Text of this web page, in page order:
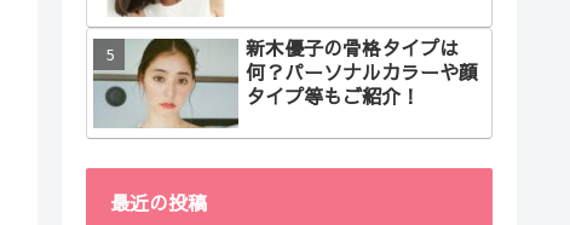
新木優子の骨格タイプは
何？パーソナルカラーや顔
タイプ等もご紹介！
最近の投稿